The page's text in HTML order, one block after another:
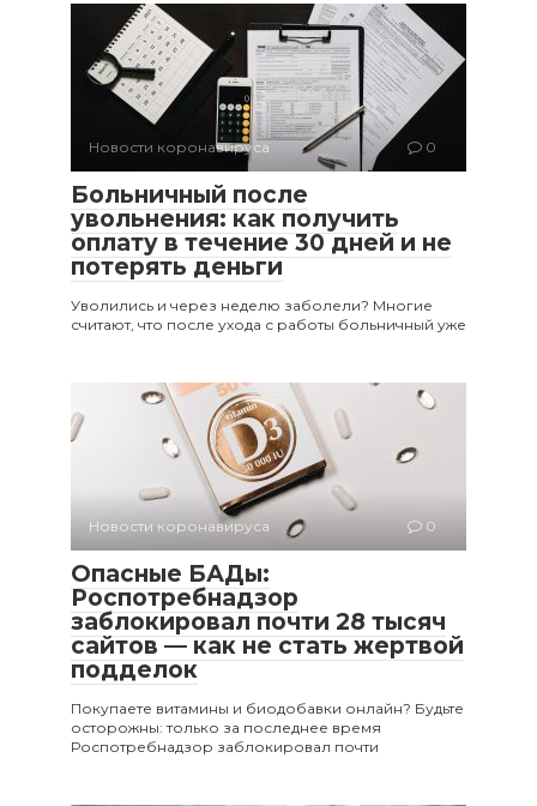
Новости коронавируса 0
Больничный после
увольнения: как получить
оплату в течение 30 дней и не
потерять деньги
Уволились и через неделю заболели? Многие
считают, что после ухода с работы больничный уже
Новости коронавируса 0
Опасные БАДы:
Роспотребнадзор
заблокировал почти 28 тысяч
сайтов — как не стать жертвой
подделок
Покупаете витамины и биодобавки онлайн? Будьте
осторожны: только за последнее время
Роспотребнадзор заблокировал почти